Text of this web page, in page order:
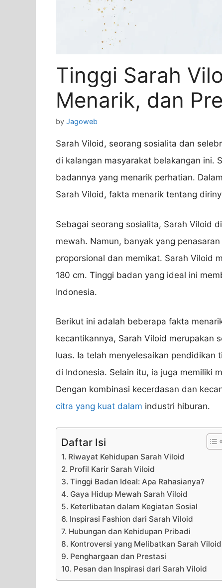
Tinggi Sarah
Menarik, dan
by Jagoweb
Sarah Viloid, seorang sosialita dan
di kalangan masyarakat belakangan ini.
badannya yang menarik perhatian.
Sarah Viloid, fakta menarik tentang
Sebagai seorang sosialita, Sarah Viloid
mewah. Namun, banyak yang
proporsional dan memikat. Sarah Viloid
180 cm. Tinggi badan yang ideal ini
Indonesia.
Berikut ini adalah beberapa fakta
kecantikannya, Sarah Viloid merupakan
luas. Ia telah menyelesaikan pendidikan
di Indonesia. Selain itu, ia juga memiliki
Dengan kombinasi kecerdasan dan
citra yang kuat dalam industri hiburan.
Daftar Isi
1. Riwayat Kehidupan Sarah Viloid
2. Profil Karir Sarah Viloid
3. Tinggi Badan Ideal: Apa Rahasianya?
4. Gaya Hidup Mewah Sarah Viloid
5. Keterlibatan dalam Kegiatan Sosial
6. Inspirasi Fashion dari Sarah Viloid
7. Hubungan dan Kehidupan Pribadi
8. Kontroversi yang Melibatkan Sarah Viloid
9. Penghargaan dan Prestasi
10. Pesan dan Inspirasi dari Sarah Viloid